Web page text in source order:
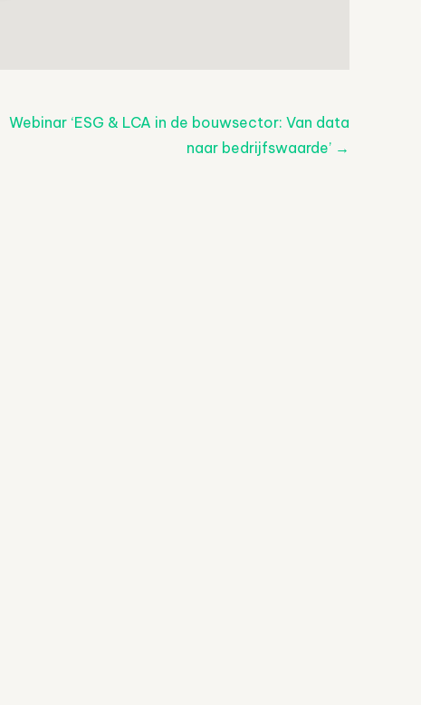
Webinar ‘ESG & LCA in de bouwsector: Van data
naar bedrijfswaarde’ →